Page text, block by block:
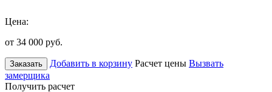
Цена:
от 34 000 руб.
Заказать Добавить в корзину Расчет цены Вызвать
замерщика
Получить расчет